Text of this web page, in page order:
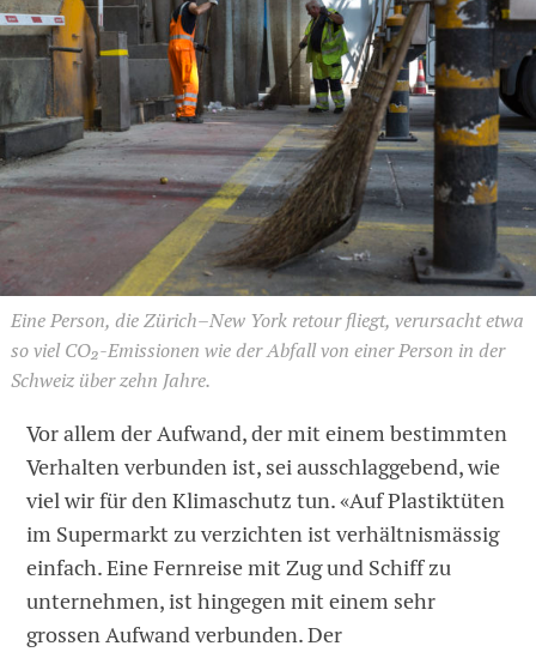
Eine Person, die Zürich–New York retour fliegt, verursacht etwa
so viel CO₂-Emissionen wie der Abfall von einer Person in der
Schweiz über zehn Jahre.
Vor allem der Aufwand, der mit einem bestimmten
Verhalten verbunden ist, sei ausschlaggebend, wie
viel wir für den Klimaschutz tun. «Auf Plastiktüten
im Supermarkt zu verzichten ist verhältnismässig
einfach. Eine Fernreise mit Zug und Schiff zu
unternehmen, ist hingegen mit einem sehr
grossen Aufwand verbunden. Der